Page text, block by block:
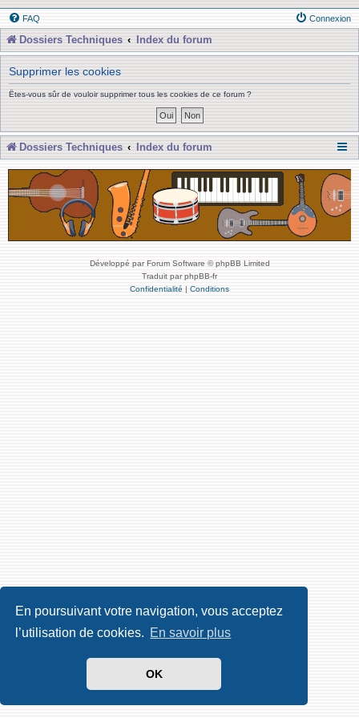
En poursuivant votre navigation, vous acceptez
l’utilisation de cookies. En savoir plus
OK
FAQ Connexion
Dossiers Techniques Index du forum
Supprimer les cookies
Êtes-vous sûr de vouloir supprimer tous les cookies de ce forum ?
Dossiers Techniques Index du forum
Développé par Forum Software © phpBB Limited
Traduit par phpBB-fr
Confidentialité | Conditions